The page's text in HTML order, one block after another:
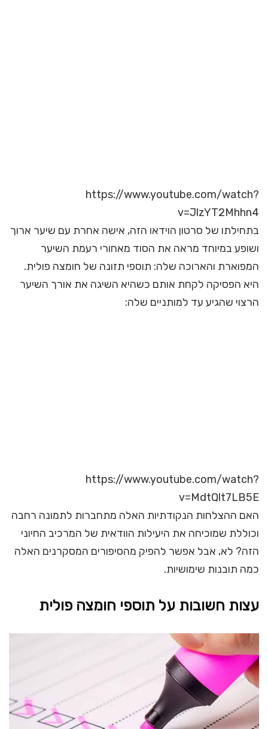
https://www.youtube.com/watch?
v=JlzYT2Mhhn4
בתחילתו של סרטון הוידאו הזה, אישה אחרת עם שיער ארוך
ושופע במיוחד מראה את הסוד מאחורי רעמת השיער
המפוארת והארוכה שלה: תוספי תזונה של חומצה פולית.
היא הפסיקה לקחת אותם כשהיא השיגה את אורך השיער
הרצוי שהגיע עד למותניים שלה:
https://www.youtube.com/watch?
v=MdtQlt7LB5E
האם ההצלחות הנקודתיות האלה מתחברות לתמונה רחבה
וכוללת שמוכיחה את היעילות הוודאית של המרכיב החיוני
הזה? לא, אבל אפשר להפיק מהסיפורים המסקרנים האלה
כמה תובנות שימושיות.
עצות חשובות על תוספי חומצה פולית